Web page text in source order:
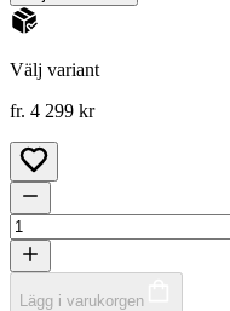
Välj variant
fr. 4 299 kr
Lägg i varukorgen